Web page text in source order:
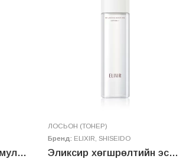
Хөгшрөлтийн эсрэг Эмульс – VITAL ACT EMULSION
ЛОСЬОН (ТОНЕР)
Бренд: ELIXIR SHISEIDO
Эликсир хөгшрөлтийн эсрэг чийгшүүлэгч Лосьон